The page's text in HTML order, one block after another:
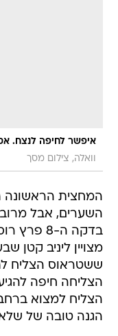
איפשר לחיפה לנצח.
וואלה, צילום מסך
המחצית הראשונה
בדקה ה-8
הצליחה חיפה
הצליח למצוא
הגנה טובה של